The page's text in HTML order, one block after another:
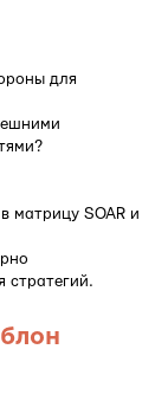
для
матрицу SOAR и
стратегий.